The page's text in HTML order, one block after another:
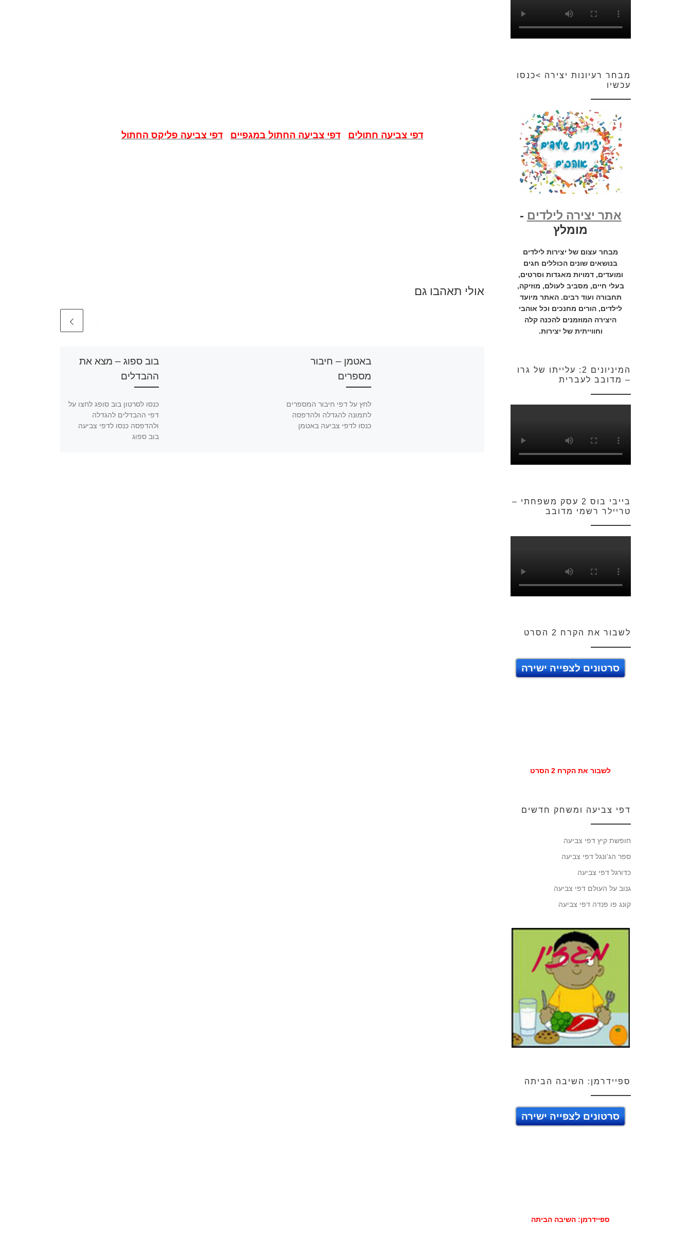
דפי צביעה חתולים דפי צביעה החתול במגפיים דפי צביעה פליקס החתול
אולי תאהבו גם
באטמן – חיבור
מספרים
לחץ על דפי חיבור המספרים
לתמונה להגדלה ולהדפסה
כנסו לדפי צביעה באטמן
בוב ספוג – מצא את
ההבדלים
כנסו לסרטון בוב סופג לחצו על
דפי ההבדלים להגדלה
ולהדפסה כנסו לדפי צביעה
בוב ספוג
מבחר רעיונות יצירה >כנסו
עכשיו
אתר יצירה לילדים -
מומלץ
מבחר עצום של יצירות לילדים
בנושאים שונים הכוללים חגים
ומועדים, דמויות מאגדות וסרטים,
בעלי חיים, מסביב לעולם, מוזיקה,
תחבורה ועוד רבים. האתר מיועד
לילדים, הורים מחנכים וכל אוהבי
היצירה המוזמנים להכנה קלה
וחווייתית של יצירות.
המיניונים 2: עלייתו של גרו
– מדובב לעברית
בייבי בוס 2 עסק משפחתי –
טריילר רשמי מדובב
לשבור את הקרח 2 הסרט
סרטונים לצפייה ישירה
לשבור את הקרח 2 הסרט
דפי צביעה ומשחק חדשים
חופשת קיץ דפי צביעה
ספר הג'ונגל דפי צביעה
כדורגל דפי צביעה
גנוב על העולם דפי צביעה
קונג פו פנדה דפי צביעה
ספיידרמן: השיבה הביתה
סרטונים לצפייה ישירה
ספיידרמן: השיבה הביתה